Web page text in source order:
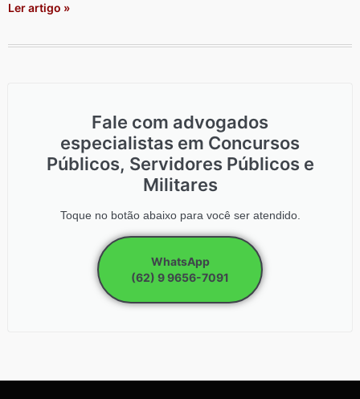
Ler artigo »
Fale com advogados
especialistas em Concursos
Públicos, Servidores Públicos e
Militares
Toque no botão abaixo para você ser atendido.
WhatsApp
(62) 9 9656-7091